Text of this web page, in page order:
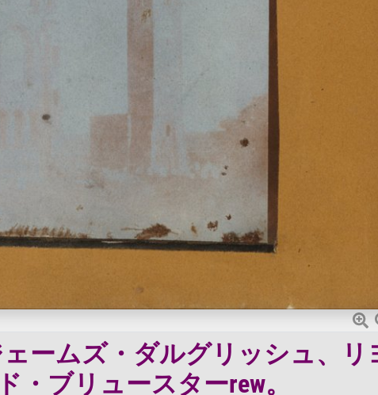
ームズ・ダルグリッシュ、リ
・ブリュースターrew。